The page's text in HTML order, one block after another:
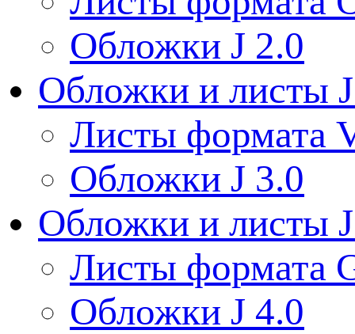
Обложки J 2.0
Обложки и листы
Листы формата
Обложки J 3.0
Обложки и листы
Листы формата
Обложки J 4.0